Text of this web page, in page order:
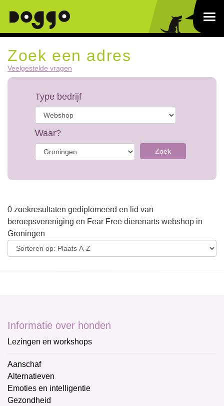
Zoek een adres
Veelgestelde vragen
Type bedrijf
Waar?
Zoek
0 zoekresultaten gediplomeerd en lid van
beroepsvereniging en Fear Free dierenarts webshop in
Groningen
Informatie over honden
Lezingen en workshops
Aanschaf
Alternatieven
Emoties en intelligentie
Gezondheid